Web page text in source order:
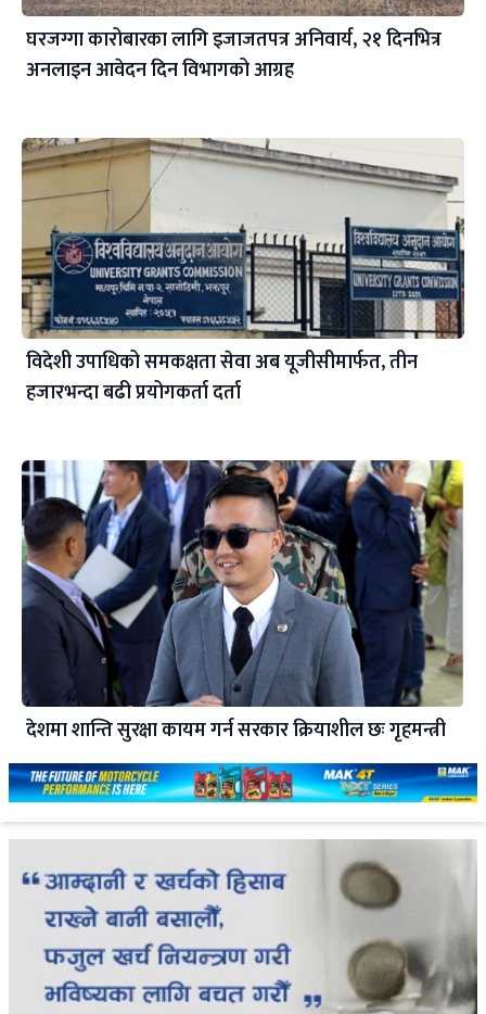
घरजग्गा कारोबारका लागि इजाजतपत्र अनिवार्य, २१ दिनभित्र
अनलाइन आवेदन दिन विभागको आग्रह
विदेशी उपाधिको समकक्षता सेवा अब यूजीसीमार्फत, तीन
हजारभन्दा बढी प्रयोगकर्ता दर्ता
देशमा शान्ति सुरक्षा कायम गर्न सरकार क्रियाशील छः गृहमन्त्री